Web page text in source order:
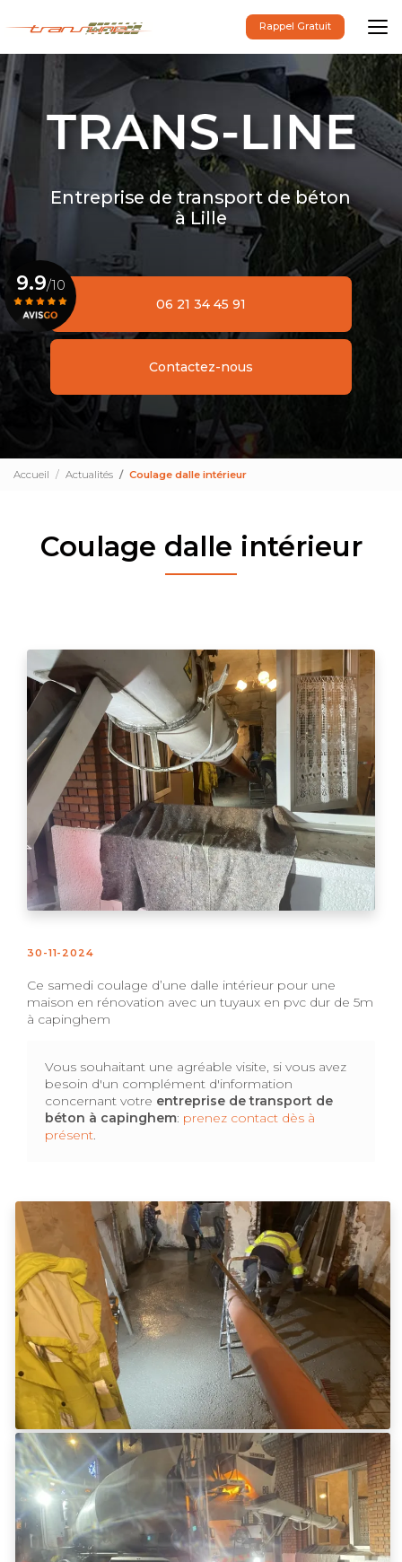
au
principal
Rappel Gratuit
Entreprise de transport de béton
à Lille
06 21 34 45 91
Contactez-nous
9.9/10
Voir le certificat
Accueil Actualités Coulage dalle intérieur
Coulage dalle intérieur
30-11-2024
Ce samedi coulage d’une dalle intérieur pour une
maison en rénovation avec un tuyaux en pvc dur de 5m
à capinghem
Vous souhaitant une agréable visite, si vous avez
besoin d'un complément d'information
concernant votre entreprise de transport de
béton à capinghem: prenez contact dès à
présent.